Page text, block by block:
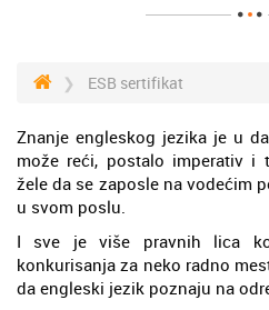
ESB sertifikat
Znanje engleskog jezika je u
može reći, postalo imperativ i
žele da se zaposle na vodećim
u svom poslu.
I sve je više pravnih lica
konkurisanja za neko radno
da engleski jezik poznaju na